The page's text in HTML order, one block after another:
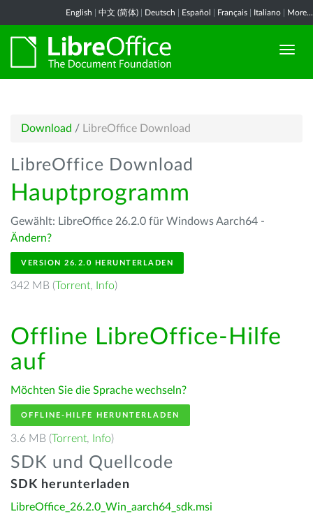
English 中文 (简体) Deutsch Español Français Italiano More...
Download / LibreOffice Download
LibreOffice Download
Hauptprogramm
Gewählt: LibreOffice 26.2.0 für Windows Aarch64 -
Ändern?
VERSION 26.2.0 HERUNTERLADEN
342 MB (Torrent, Info)
Offline LibreOffice-Hilfe
auf
Möchten Sie die Sprache wechseln?
OFFLINE-HILFE HERUNTERLADEN
3.6 MB (Torrent, Info)
SDK und Quellcode
SDK herunterladen
LibreOffice_26.2.0_Win_aarch64_sdk.msi